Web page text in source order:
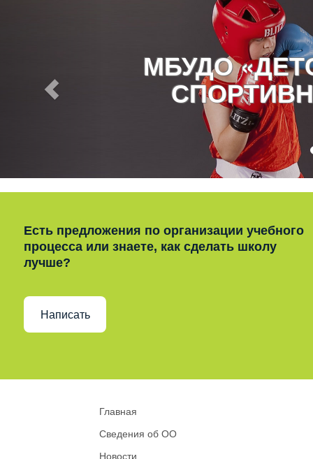
МБУДО
Есть предложения по организации учебного
процесса или знаете, как сделать школу
лучше?
Написать
Главная
Сведения об ОО
Новости